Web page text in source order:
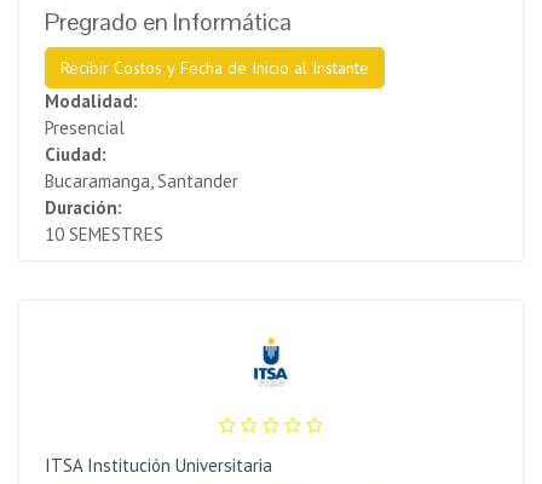
Pregrado en Informática
Recibir Costos y Fecha de Inicio al Instante
Modalidad:
Presencial
Ciudad:
Bucaramanga, Santander
Duración:
10 SEMESTRES
ITSA Institución Universitaria